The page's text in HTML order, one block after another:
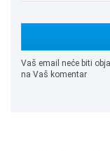
Vaš email neće biti
na Vaš komentar